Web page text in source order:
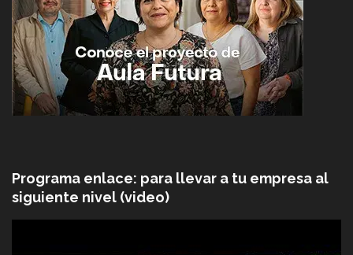
Programa enlace: para llevar a tu empresa al
siguiente nivel (video)